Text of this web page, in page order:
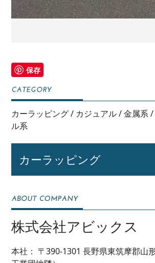
保存
カーラッピング/ カジュアル/金属系/
ル系
カーラッピング
株式会社アビックス
本社： 〒390-1301 長野県東筑摩郡山